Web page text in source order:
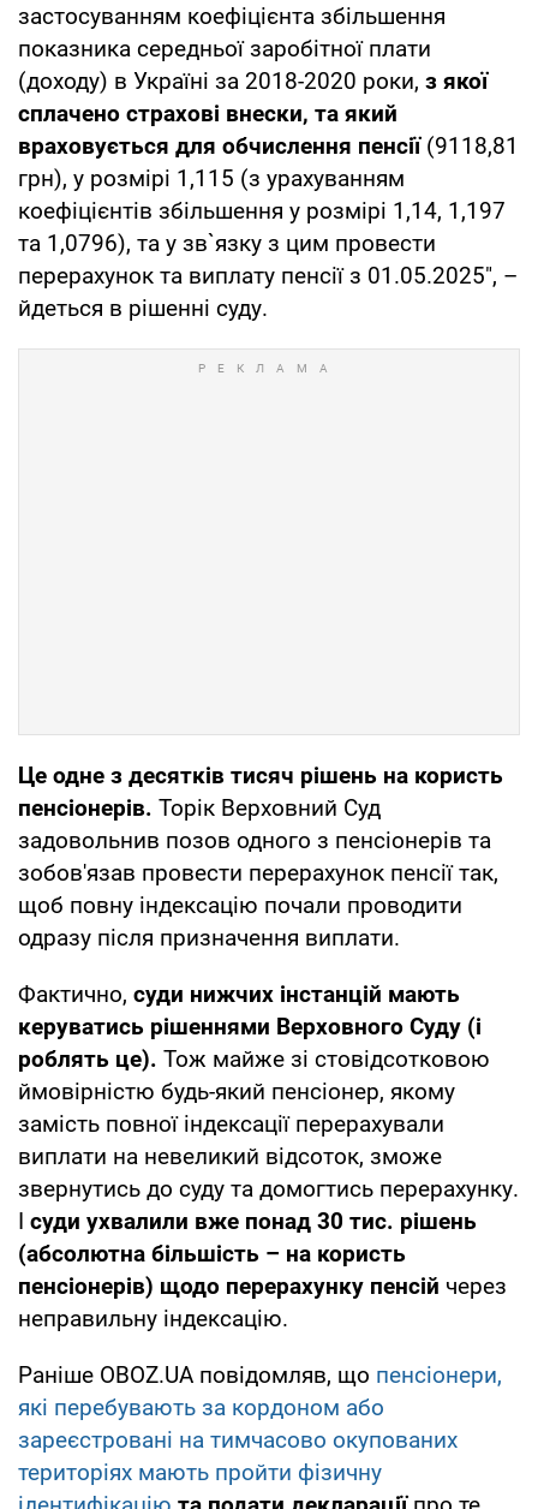
застосуванням коефіцієнта збільшення
показника середньої заробітної плати
(доходу) в Україні за 2018-2020 роки, з якої
сплачено страхові внески, та який
враховується для обчислення пенсії(9118,81
грн), у розмірі 1,115 (з урахуванням
коефіцієнтів збільшення у розмірі 1,14, 1,197
та 1,0796), та у зв`язку з цим провести
перерахунок та виплату пенсії з 01.05.2025", –
йдеться в рішенні суду.
Це одне з десятків тисяч рішень на користь
пенсіонерів. Торік Верховний Суд
задовольнив позов одного з пенсіонерів та
зобов'язав провести перерахунок пенсії так,
щоб повну індексацію почали проводити
одразу після призначення виплати.
Фактично, суди нижчих інстанцій мають
керуватись рішеннями Верховного Суду (і
роблять це). Тож майже зі стовідсотковою
ймовірністю будь-який пенсіонер, якому
замість повної індексації перерахували
виплати на невеликий відсоток, зможе
звернутись до суду та домогтись перерахунку.
І суди ухвалили вже понад 30 тис. рішень
(абсолютна більшість – на користь
пенсіонерів) щодо перерахунку пенсій через
неправильну індексацію.
Раніше OBOZ.UA повідомляв, що пенсіонери,
які перебувають за кордоном або
зареєстровані на тимчасово окупованих
територіях мають пройти фізичну